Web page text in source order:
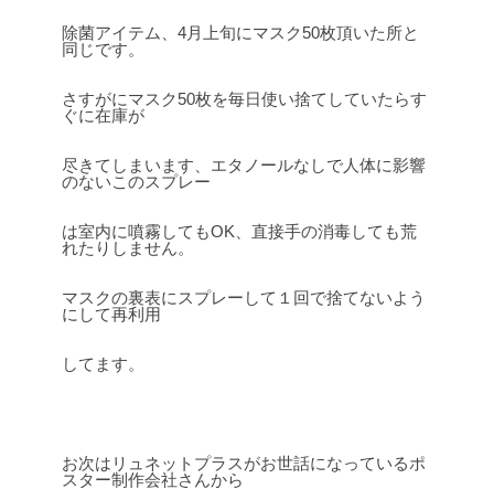
除菌アイテム、4月上旬にマスク50枚頂いた所と
同じです。
さすがにマスク50枚を毎日使い捨てしていたらす
ぐに在庫が
尽きてしまいます、エタノールなしで人体に影響
のないこのスプレー
は室内に噴霧してもOK、直接手の消毒しても荒
れたりしません。
マスクの裏表にスプレーして１回で捨てないよう
にして再利用
してます。
お次はリュネットプラスがお世話になっているポ
スター制作会社さんから